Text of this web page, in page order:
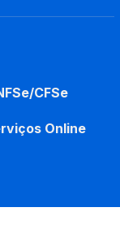
CFSe
Online